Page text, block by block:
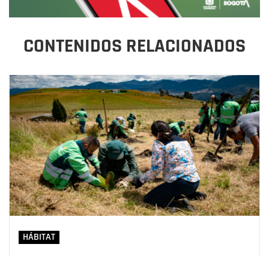
CONTENIDOS RELACIONADOS
HÁBITAT